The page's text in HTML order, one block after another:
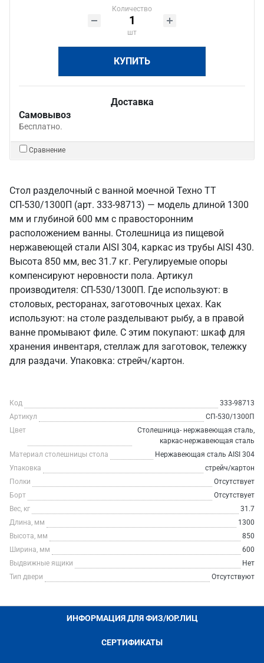
Количество
шт
КУПИТЬ
Доставка
Самовывоз
Бесплатно.
Сравнение
Стол разделочный с ванной моечной Техно ТТ
СП-530/1300П (арт. 333-98713) — модель длиной 1300
мм и глубиной 600 мм с правосторонним
расположением ванны. Столешница из пищевой
нержавеющей стали AISI 304, каркас из трубы AISI 430.
Высота 850 мм, вес 31.7 кг. Регулируемые опоры
компенсируют неровности пола. Артикул
производителя: СП-530/1300П. Где используют: в
столовых, ресторанах, заготовочных цехах. Как
используют: на столе разделывают рыбу, а в правой
ванне промывают филе. С этим покупают: шкаф для
хранения инвентаря, стеллаж для заготовок, тележку
для раздачи. Упаковка: стрейч/картон.
Код
333-98713
Артикул
СП-530/1300П
Цвет
Столешница- нержавеющая сталь,
каркас-нержавеющая сталь
Материал столешницы стола
Нержавеющая сталь AISI 304
Упаковка
стрейч/картон
Полки
Отсутствует
Борт
Отсутствует
Вес, кг
31.7
Длина, мм
1300
Высота, мм
850
Ширина, мм
600
Выдвижные ящики
Нет
Тип двери
Отсутствуют
ИНФОРМАЦИЯ ДЛЯ ФИЗ/ЮР.ЛИЦ
СЕРТИФИКАТЫ